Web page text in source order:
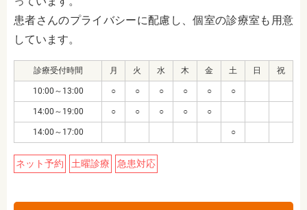
患者さんのプライバシーに配慮し、個室の診療室も用意
しています。
診療受付時間 月 火 水 木 金 土 日 祝
10:00～13:00 ○ ○ ○ ○ ○ ○
14:00～19:00 ○ ○ ○ ○ ○
14:00～17:00 ○
ネット予約 土曜診療 急患対応